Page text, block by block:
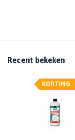
Recent bekeken
KORTING